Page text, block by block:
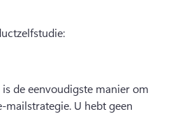
de eenvoudigste manier om
mailstrategie. U hebt geen